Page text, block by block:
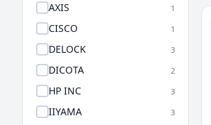
AXIS 1
CISCO 1
DELOCK 3
DICOTA 2
HP INC 3
IIYAMA 3